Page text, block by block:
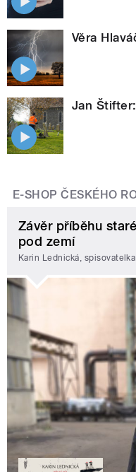
Věra
Jan
E-SHOP ČESKÉHO
Závěr příběhu
pod zemí
Karin Lednická, spisovatelka